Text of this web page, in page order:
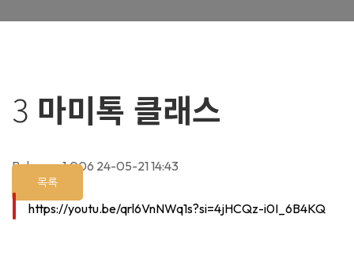
3 마미톡 클래스
Babysoo1,006 24-05-21 14:43
목록
https://youtu.be/qrl6VnNWq1s?si=4jHCQz-i0I_6B4KQ